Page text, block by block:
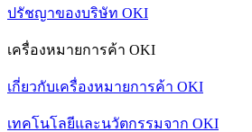
ปรัชญาของบริษัท OKI
เครื่องหมายการค้า OKI
เกี่ยวกับเครื่องหมายการค้า OKI
เทคโนโลยีและนวัตกรรมจาก OKI